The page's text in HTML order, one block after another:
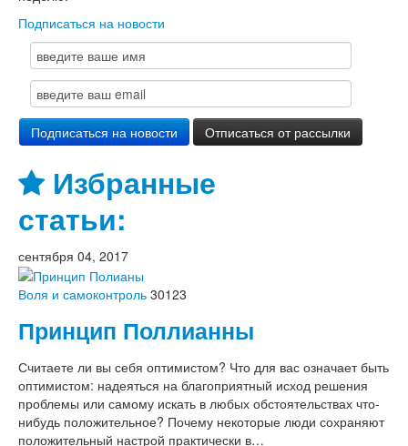
Подписаться на новости
Избранные
статьи:
сентября 04, 2017
Воля и самоконтроль 30123
Принцип Поллианны
Считаете ли вы себя оптимистом? Что для вас означает быть
оптимистом: надеяться на благоприятный исход решения
проблемы или самому искать в любых обстоятельствах что-
нибудь положительное? Почему некоторые люди сохраняют
положительный настрой практически в…